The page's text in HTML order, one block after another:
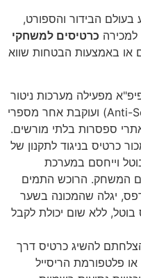
בעולם הבידור והספורט,
למכירה כרטיסים למשחקי
או באמצעות הבטחות שווא
מפעילה מערכות ניטור
אקטיביות (Anti-Scalping Systems) ועוקבת אחר מספרי
ספסרות בלתי מורשים.
כרטיס בניגוד לתקנון של
וייחסם במערכת
המשחק. הרוכש התמים
יגלה שהמכונה בשער
בוטל, ללא שום יכולת לקבל
להשיג כרטיס דרך
פלטפורמת הריסייל